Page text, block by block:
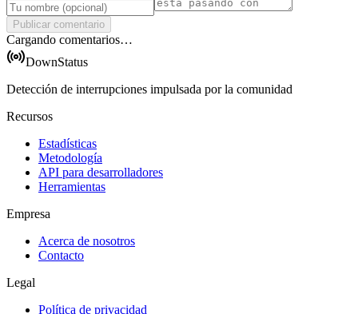
Publicar comentario
Cargando comentarios…
DownStatus
Detección de interrupciones impulsada por la comunidad
Recursos
Estadísticas
Metodología
API para desarrolladores
Herramientas
Empresa
Acerca de nosotros
Contacto
Legal
Política de privacidad